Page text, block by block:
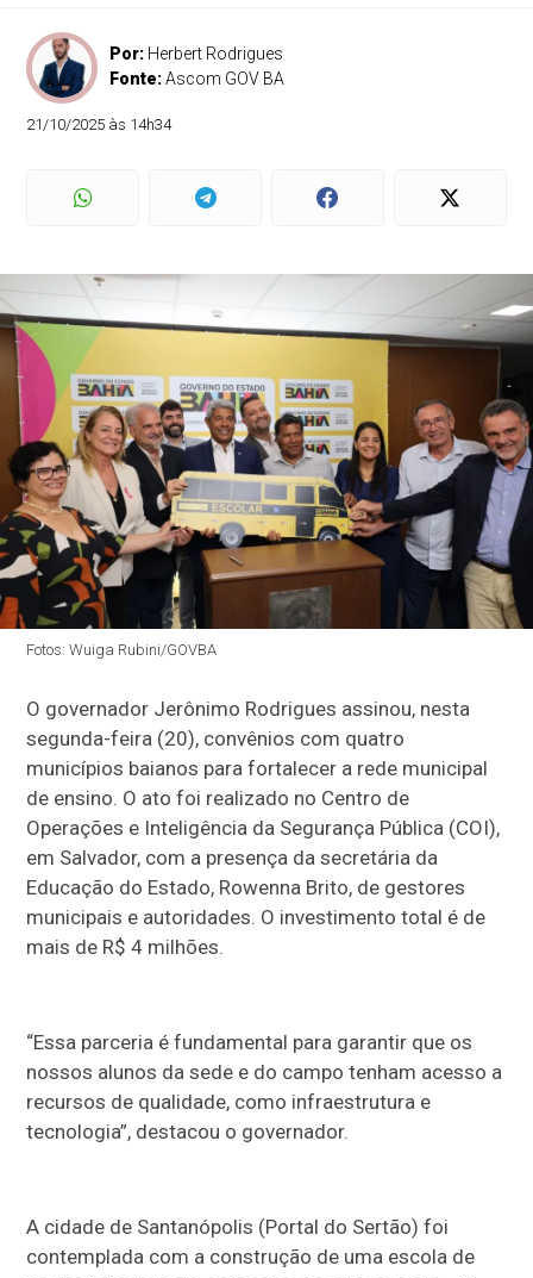
Por: Herbert Rodrigues
Fonte:Ascom GOV BA
21/10/2025 às 14h34
Fotos: Wuiga Rubini/GOVBA
O governador Jerônimo Rodrigues assinou, nesta
segunda-feira (20), convênios com quatro
municípios baianos para fortalecer a rede municipal
de ensino. O ato foi realizado no Centro de
Operações e Inteligência da Segurança Pública (COI),
em Salvador, com a presença da secretária da
Educação do Estado, Rowenna Brito, de gestores
municipais e autoridades. O investimento total é de
mais de R$ 4 milhões.
“Essa parceria é fundamental para garantir que os
nossos alunos da sede e do campo tenham acesso a
recursos de qualidade, como infraestrutura e
tecnologia”, destacou o governador.
A cidade de Santanópolis (Portal do Sertão) foi
contemplada com a construção de uma escola de